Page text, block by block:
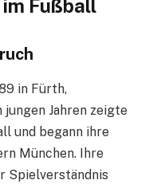
Fußball
in Fürth,
jungen Jahren zeigte
und begann ihre
München. Ihre
Spielverständnis